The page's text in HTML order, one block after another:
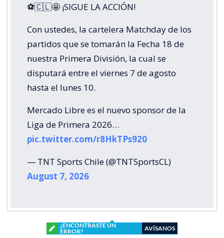
⚽🇨🇱🤩 ¡SIGUE LA ACCIÓN!
Con ustedes, la cartelera Matchday de los
partidos que se tomarán la Fecha 18 de
nuestra Primera División, la cual se
disputará entre el viernes 7 de agosto
hasta el lunes 10.
Mercado Libre es el nuevo sponsor de la
Liga de Primera 2026…
pic.twitter.com/r8HkTPs920
— TNT Sports Chile (@TNTSportsCL)
August 7, 2026
¿ENCONTRASTE UN
ERROR?
AVÍSANOS